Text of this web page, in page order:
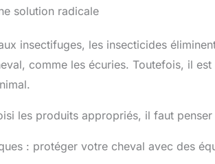
:
aloe
DEET
solution radicale
insectifuges, les insecticides
comme les écuries. Toutefois, il
les produits appropriés, il faut
: protéger votre cheval avec des